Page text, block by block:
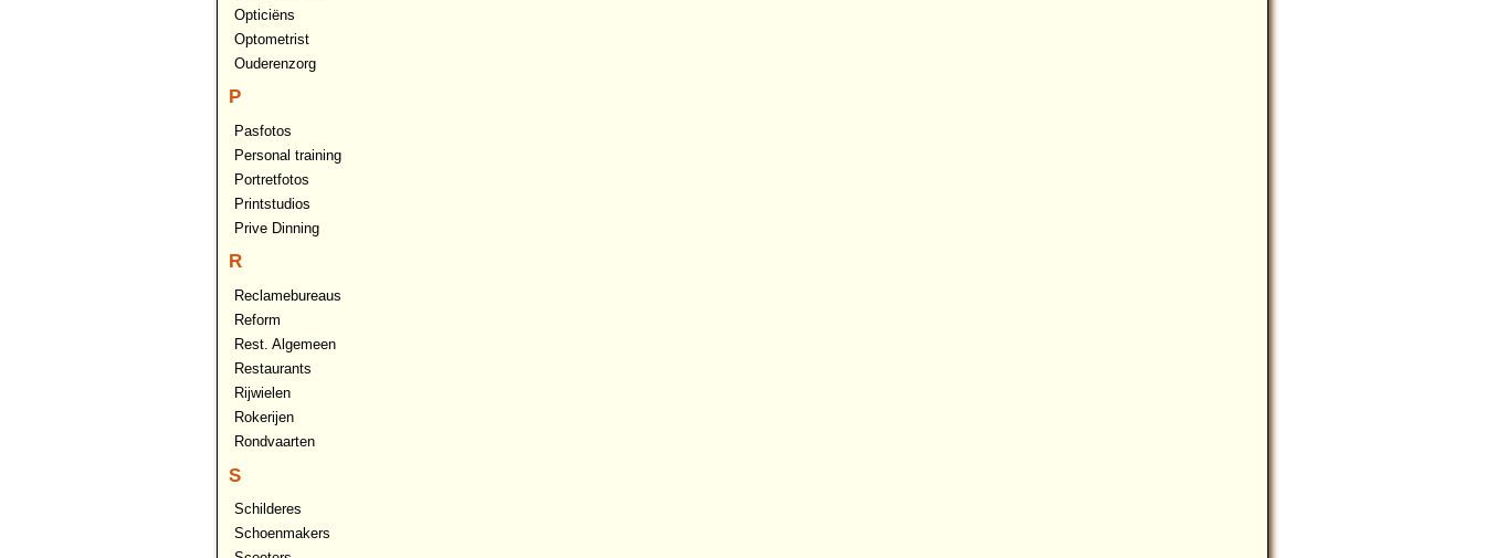
Opticiëns
Optometrist
Ouderenzorg
P
Pasfotos
Personal training
Portretfotos
Printstudios
Prive Dinning
R
Reclamebureaus
Reform
Rest. Algemeen
Restaurants
Rijwielen
Rokerijen
Rondvaarten
S
Schilderes
Schoenmakers